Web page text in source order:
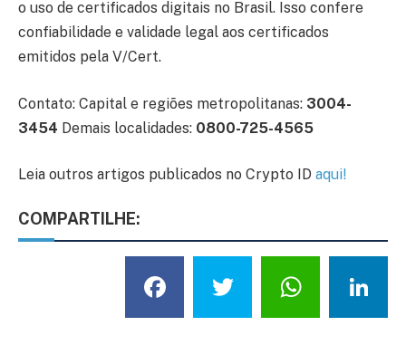
o uso de certificados digitais no Brasil. Isso confere
confiabilidade e validade legal aos certificados
emitidos pela V/Cert.
Contato: Capital e regiões metropolitanas: 3004-
3454 Demais localidades: 0800-725-4565
Leia outros artigos publicados no Crypto ID aqui!
COMPARTILHE:
Facebook
Twitter